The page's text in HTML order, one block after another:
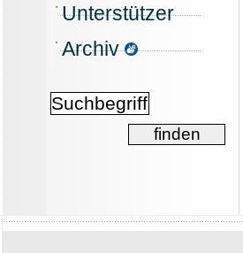
Unterstützer
Archiv